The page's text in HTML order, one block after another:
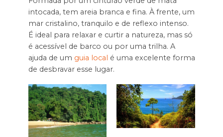
intocada, tem areia branca e fina. À frente, um
mar cristalino, tranquilo e de reflexo intenso.
É ideal para relaxar e curtir a natureza, mas só
é acessível de barco ou por uma trilha. A
ajuda de um guia local é uma excelente forma
de desbravar esse lugar.